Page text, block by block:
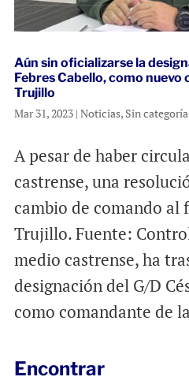
Aún sin oficializarse la
Febres Cabello, como nuevo
Trujillo
Mar 31, 2023| Noticias, Sin categoría
A pesar de haber
castrense, una
cambio de comando al
Trujillo. Fuente:
medio castrense, ha
designación del G/D
como comandante de
Encontrar